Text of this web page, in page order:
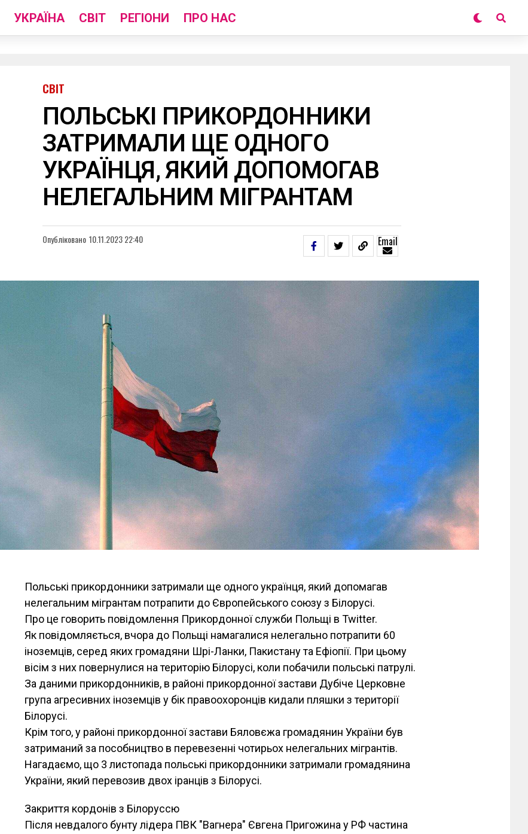
УКРАЇНА СВІТ РЕГІОНИ ПРО НАС
СВІТ
ПОЛЬСЬКІ ПРИКОРДОННИКИ
ЗАТРИМАЛИ ЩЕ ОДНОГО
УКРАЇНЦЯ, ЯКИЙ ДОПОМОГАВ
НЕЛЕГАЛЬНИМ МІГРАНТАМ
Опубліковано 10.11.2023 22:40 Email
Польські прикордонники затримали ще одного українця, який допомагав
нелегальним мігрантам потрапити до Європейського союзу з Білорусі.
Про це говорить повідомлення Прикордонної служби Польщі в Twitter.
Як повідомляється, вчора до Польщі намагалися нелегально потрапити 60
іноземців, серед яких громадяни Шрі-Ланки, Пакистану та Ефіопії. При цьому
вісім з них повернулися на територію Білорусі, коли побачили польські патрулі.
За даними прикордонників, в районі прикордонної застави Дубіче Церковне
група агресивних іноземців у бік правоохоронців кидали пляшки з території
Білорусі.
Крім того, у районі прикордонної застави Бяловєжа громадянин України був
затриманий за пособництво в перевезенні чотирьох нелегальних мігрантів.
Нагадаємо, що 3 листопада польські прикордонники затримали громадянина
України, який перевозив двох іранців з Білорусі.
Закриття кордонів з Білоруссю
Після невдалого бунту лідера ПВК "Вагнера" Євгена Пригожина у РФ частина